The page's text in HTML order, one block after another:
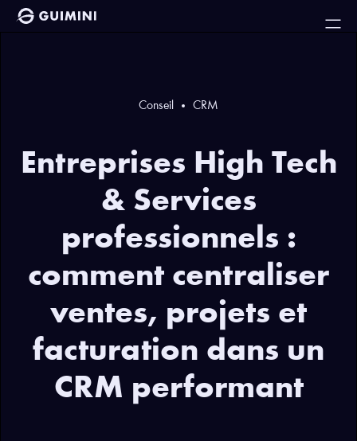
Conseil CRM
Entreprises High Tech
& Services
professionnels :
comment centraliser
ventes, projets et
facturation dans un
CRM performant